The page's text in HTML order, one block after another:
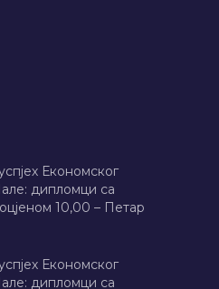
Економског
дипломци са
10,00 – Петар
Економског
дипломци са